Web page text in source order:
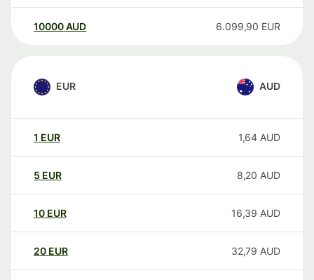
10000 AUD 6.099,90 EUR
EUR AUD
1 EUR 1,64 AUD
5 EUR 8,20 AUD
10 EUR 16,39 AUD
20 EUR 32,79 AUD